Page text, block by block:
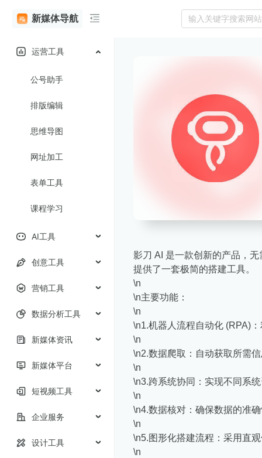
新媒体导航
运营工具
公号助手
排版编辑
思维导图
网址加工
表单工具
课程学习
AI工具
创意工具
营销工具
数据分析工具
新媒体资讯
新媒体平台
短视频工具
企业服务
设计工具
影刀 AI 是一款创新的产品，
提供了一套极简的搭建工具。
\n
\n主要功能：
\n
\n1.机器人流程自动化 (RPA)
\n
\n2.数据爬取：自动获取所需
\n
\n3.跨系统协同：实现不同系
\n
\n4.数据核对：确保数据的准
\n
\n5.图形化搭建流程：采用直
\n